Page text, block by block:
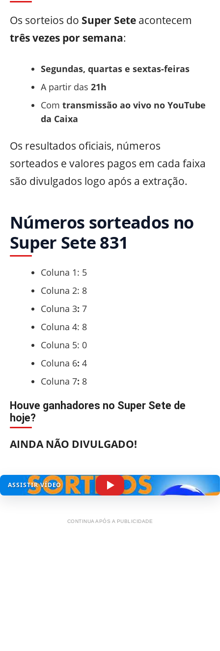
Os sorteios do Super Sete acontecem
três vezes por semana:
Segundas, quartas e sextas-feiras
A partir das 21h
Com transmissão ao vivo no YouTube
da Caixa
Os resultados oficiais, números
sorteados e valores pagos em cada faixa
são divulgados logo após a extração.
Números sorteados no
Super Sete 831
Coluna 1: 5
Coluna 2: 8
Coluna 3: 7
Coluna 4: 8
Coluna 5: 0
Coluna 6: 4
Coluna 7: 8
Houve ganhadores no Super Sete de
hoje?
AINDA NÃO DIVULGADO!
ASSISTIR VÍDEO
CONTINUA APÓS A PUBLICIDADE